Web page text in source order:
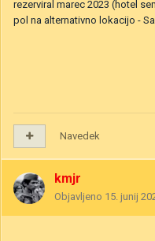
rezerviral marec 2023 (hotel
pol na alternativno lokacijo -
Navedek
kmjr
Objavljeno 15. junij